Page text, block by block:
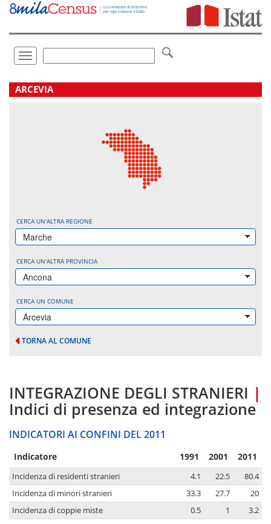
Vai
direttamente
Toggle
navigation
.
ARCEVIA
CERCA UN'ALTRA REGIONE
Marche
CERCA UN'ALTRA PROVINCIA
Ancona
CERCA UN COMUNE
Arcevia
TORNA AL COMUNE
INTEGRAZIONE DEGLI STRANIERI |
Indici di presenza ed integrazione
INDICATORI AI CONFINI DEL 2011
Indicatore 1991 2001 2011
Incidenza di residenti stranieri 4.1 22.5
80.4
Incidenza di minori stranieri
33.3 27.7
20
Incidenza di coppie miste
0.5 1
3.2